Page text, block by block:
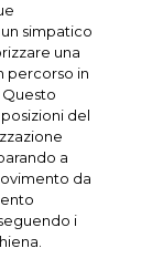
simpatico
una
percorso in
del
a
da
i